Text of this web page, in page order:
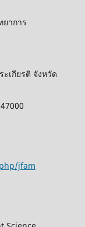
าการ
เกียรติ จังหวัด
jfam